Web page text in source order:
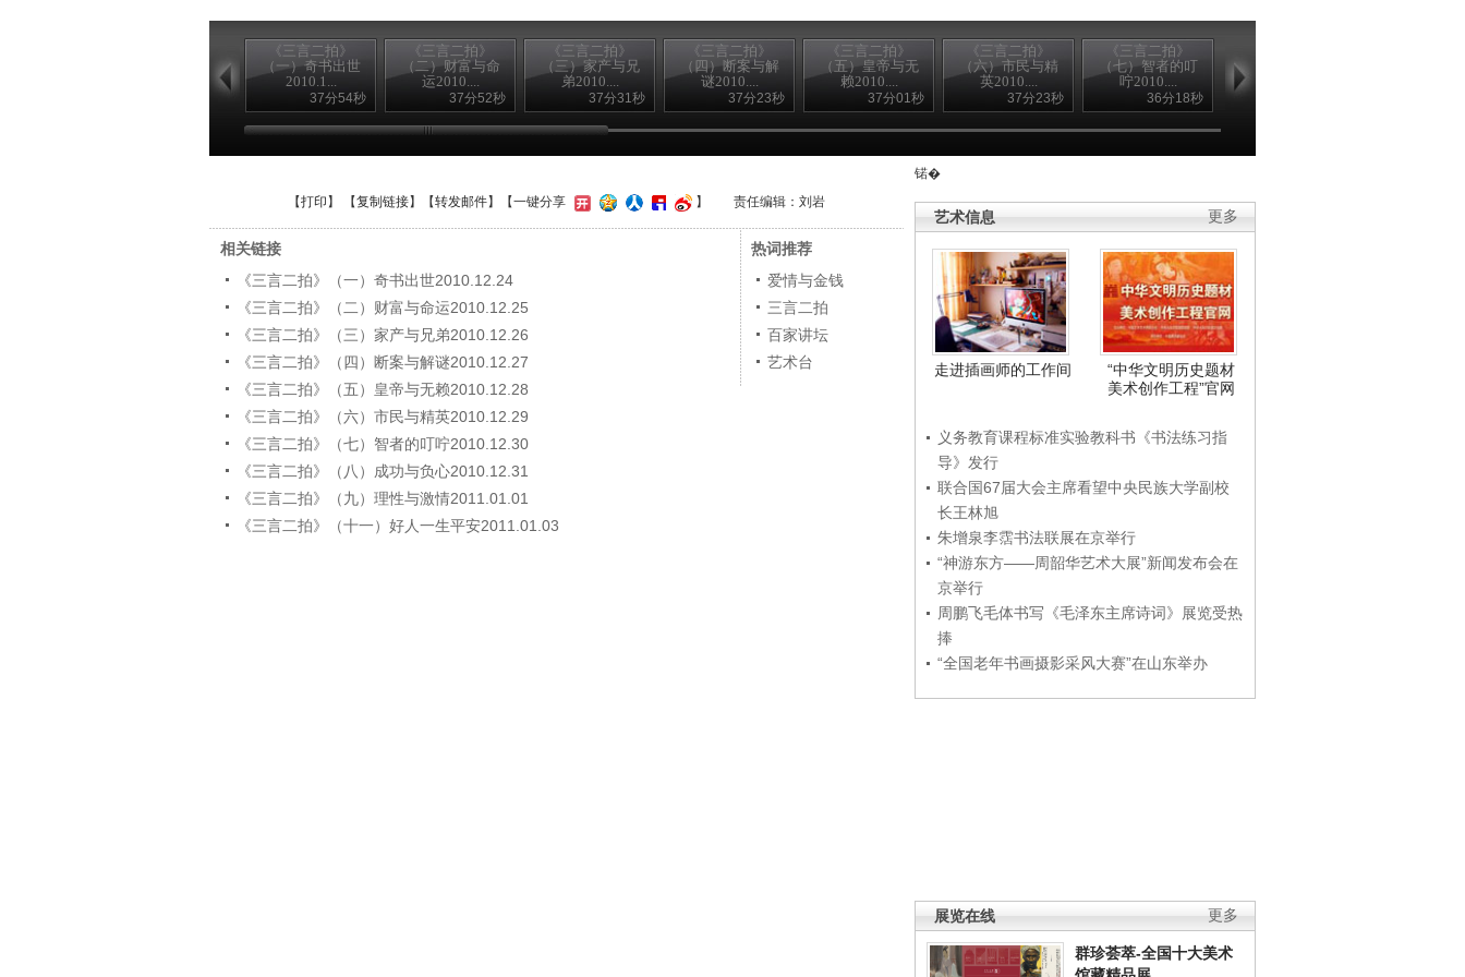
《三言二拍》
（一）奇书出世
2010.1...
37分54秒
《三言二拍》
（二）财富与命
运2010....
37分52秒
《三言二拍》
（三）家产与兄
弟2010....
37分31秒
《三言二拍》
（四）断案与解
谜2010....
37分23秒
《三言二拍》
（五）皇帝与无
赖2010....
37分01秒
《三言二拍》
（六）市民与精
英2010....
37分23秒
《三言二拍》
（七）智者的叮
咛2010....
36分18秒
（八）成功与负
锘�
更多
艺术信息
走进插画师的工作间
“中华文明历史题材
美术创作工程”官网
义务教育课程标准实验教科书《书法练习指
导》发行
联合国67届大会主席看望中央民族大学副校
长王林旭
朱增泉李霑书法联展在京举行
“神游东方——周韶华艺术大展”新闻发布会在
京举行
周鹏飞毛体书写《毛泽东主席诗词》展览受热
捧
“全国老年书画摄影采风大赛”在山东举办
更多
展览在线
群珍荟萃-全国十大美术
【打印 】 【复制链接】【转发邮件】 【一键分享 】 责任编辑：刘岩
相关链接
《三言二拍》（一）奇书出世2010.12.24
《三言二拍》（二）财富与命运2010.12.25
《三言二拍》（三）家产与兄弟2010.12.26
《三言二拍》（四）断案与解谜2010.12.27
《三言二拍》（五）皇帝与无赖2010.12.28
《三言二拍》（六）市民与精英2010.12.29
《三言二拍》（七）智者的叮咛2010.12.30
《三言二拍》（八）成功与负心2010.12.31
《三言二拍》（九）理性与激情2011.01.01
《三言二拍》（十一）好人一生平安2011.01.03
热词推荐
爱情与金钱
三言二拍
百家讲坛
艺术台